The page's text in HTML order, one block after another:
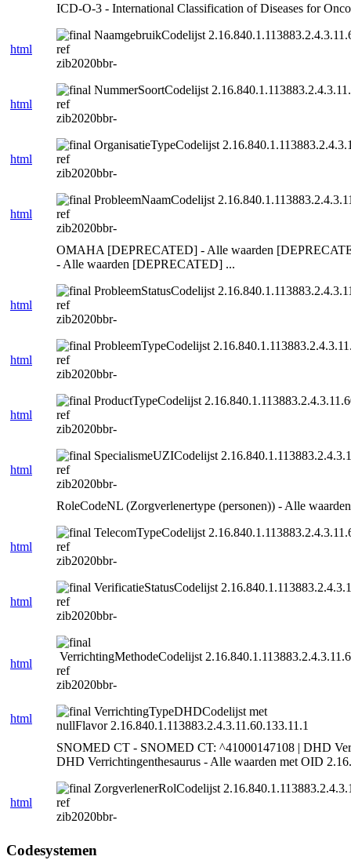
ICD-O-3 - International Classification of Diseases for
html
NaamgebruikCodelijst
ref
zib2020bbr-
html
NummerSoortCodelijst
ref
zib2020bbr-
html
OrganisatieTypeCodelijst
ref
zib2020bbr-
html
ProbleemNaamCodelijst
ref
zib2020bbr-
OMAHA [DEPRECATED] - Alle waarden
- Alle waarden [DEPRECATED] ...
html
ProbleemStatusCodelijst
ref
zib2020bbr-
html
ProbleemTypeCodelijst
ref
zib2020bbr-
html
ProductTypeCodelijst
ref
zib2020bbr-
html
SpecialismeUZICodelijst
ref
zib2020bbr-
RoleCodeNL (Zorgverlenertype (personen)) - Alle waarden
html
TelecomTypeCodelijst
ref
zib2020bbr-
html
VerificatieStatusCodelijst
ref
zib2020bbr-
html
VerrichtingMethodeCodelijst
ref
zib2020bbr-
html
VerrichtingTypeDHDCodelijst met
nullFlavor 2.16.840.1.113883.2.4.3.11.60.133.11.1
SNOMED CT - SNOMED CT: ^41000147108 | DHD
DHD Verrichtingenthesaurus - Alle waarden met OID
html
ZorgverlenerRolCodelijst
ref
zib2020bbr-
Codesystemen